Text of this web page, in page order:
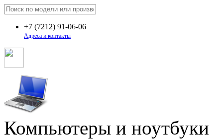
+7 (7212) 91-06-06
Адреса и контакты
Компьютеры и ноутбуки